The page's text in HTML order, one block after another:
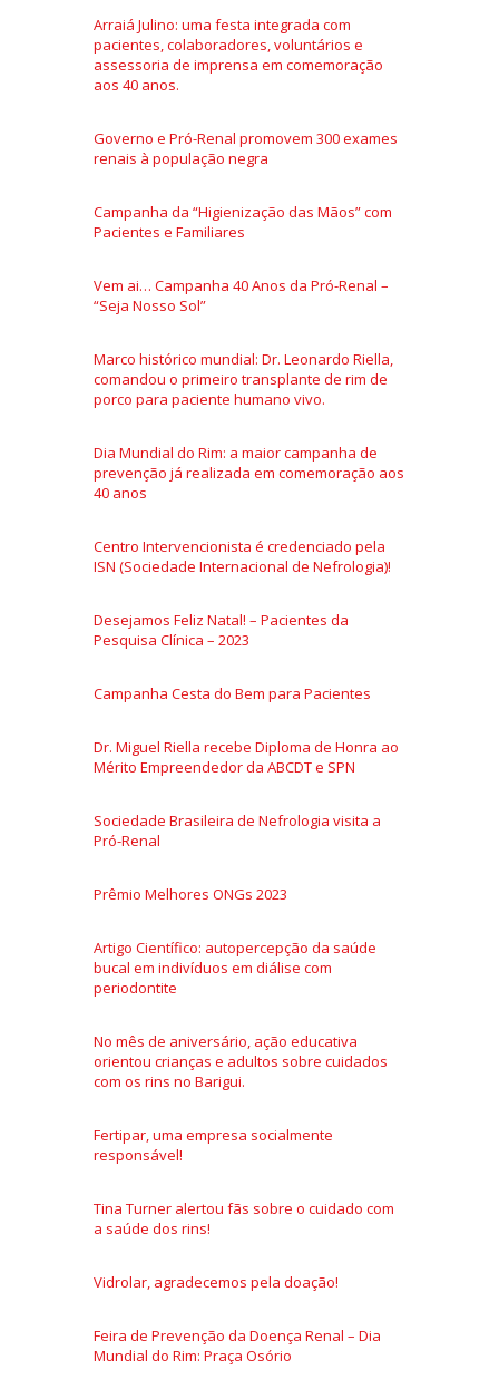
Arraiá Julino: uma festa integrada com
pacientes, colaboradores, voluntários e
assessoria de imprensa em comemoração
aos 40 anos.
Governo e Pró-Renal promovem 300 exames
renais à população negra
Campanha da “Higienização das Mãos” com
Pacientes e Familiares
Vem ai… Campanha 40 Anos da Pró-Renal –
“Seja Nosso Sol”
Marco histórico mundial: Dr. Leonardo Riella,
comandou o primeiro transplante de rim de
porco para paciente humano vivo.
Dia Mundial do Rim: a maior campanha de
prevenção já realizada em comemoração aos
40 anos
Centro Intervencionista é credenciado pela
ISN (Sociedade Internacional de Nefrologia)!
Desejamos Feliz Natal! – Pacientes da
Pesquisa Clínica – 2023
Campanha Cesta do Bem para Pacientes
Dr. Miguel Riella recebe Diploma de Honra ao
Mérito Empreendedor da ABCDT e SPN
Sociedade Brasileira de Nefrologia visita a
Pró-Renal
Prêmio Melhores ONGs 2023
Artigo Científico: autopercepção da saúde
bucal em indivíduos em diálise com
periodontite
No mês de aniversário, ação educativa
orientou crianças e adultos sobre cuidados
com os rins no Barigui.
Fertipar, uma empresa socialmente
responsável!
Tina Turner alertou fãs sobre o cuidado com
a saúde dos rins!
Vidrolar, agradecemos pela doação!
Feira de Prevenção da Doença Renal – Dia
Mundial do Rim: Praça Osório